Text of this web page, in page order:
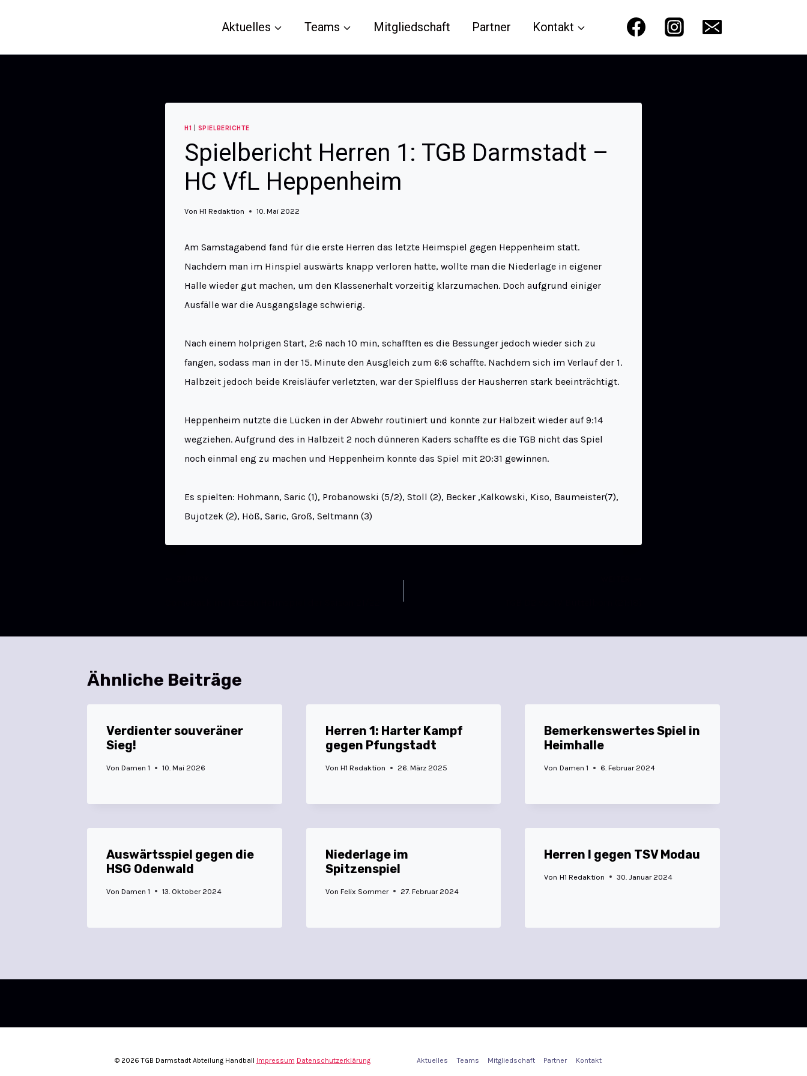
Aktuelles Teams Mitgliedschaft Partner Kontakt
H1 SPIELBERICHTE
Spielbericht Herren 1: TGB Darmstadt –
HC VfL Heppenheim
Von H1 Redaktion 10. Mai 2022
Am Samstagabend fand für die erste Herren das letzte Heimspiel gegen Heppenheim statt.
Nachdem man im Hinspiel auswärts knapp verloren hatte, wollte man die Niederlage in eigener
Halle wieder gut machen, um den Klassenerhalt vorzeitig klarzumachen. Doch aufgrund einiger
Ausfälle war die Ausgangslage schwierig.
Nach einem holprigen Start, 2:6 nach 10 min, schafften es die Bessunger jedoch wieder sich zu
fangen, sodass man in der 15. Minute den Ausgleich zum 6:6 schaffte. Nachdem sich im Verlauf der 1.
Halbzeit jedoch beide Kreisläufer verletzten, war der Spielfluss der Hausherren stark beeinträchtigt.
Heppenheim nutzte die Lücken in der Abwehr routiniert und konnte zur Halbzeit wieder auf 9:14
wegziehen. Aufgrund des in Halbzeit 2 noch dünneren Kaders schaffte es die TGB nicht das Spiel
noch einmal eng zu machen und Heppenheim konnte das Spiel mit 20:31 gewinnen.
Es spielten: Hohmann, Saric (1), Probanowski (5/2), Stoll (2), Becker ,Kalkowski, Kiso, Baumeister(7),
Bujotzek (2), Höß, Saric, Groß, Seltmann (3)
Ähnliche Beiträge
Verdienter souveräner
Sieg!
Von Damen 1 10. Mai 2026
Herren 1: Harter Kampf
gegen Pfungstadt
Von H1 Redaktion 26. März 2025
Bemerkenswertes Spiel in
Heimhalle
Von Damen 1 6. Februar 2024
Auswärtsspiel gegen die
HSG Odenwald
Von Damen 1 13. Oktober 2024
Niederlage im
Spitzenspiel
Von Felix Sommer 27. Februar 2024
Herren I gegen TSV Modau
Von H1 Redaktion 30. Januar 2024
© 2026 TGB Darmstadt Abteilung Handball Impressum Datenschutzerklärung Aktuelles Teams Mitgliedschaft Partner Kontakt